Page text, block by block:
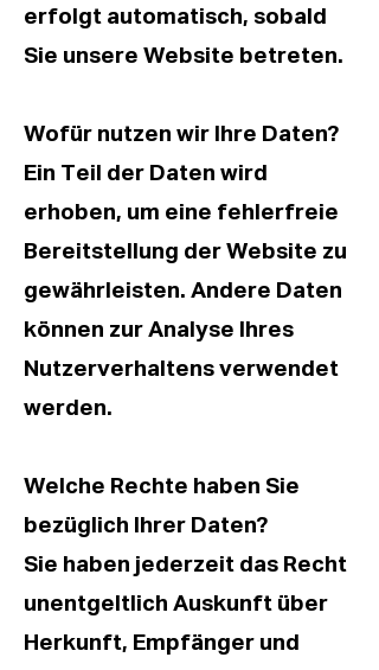
erfolgt automatisch, sobald
Sie unsere Website betreten.
Wofür nutzen wir Ihre Daten?
Ein Teil der Daten wird
erhoben, um eine fehlerfreie
Bereitstellung der Website zu
gewährleisten. Andere Daten
können zur Analyse Ihres
Nutzerverhaltens verwendet
werden.
Welche Rechte haben Sie
bezüglich Ihrer Daten?
Sie haben jederzeit das Recht
unentgeltlich Auskunft über
Herkunft, Empfänger und